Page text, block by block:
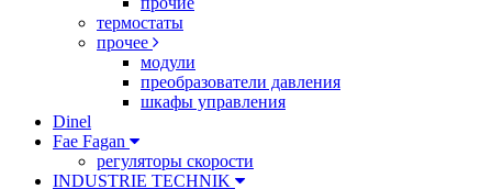
термостаты
прочее
модули
преобразователи давления
шкафы управления
Dinel
Fae Fagan
регуляторы скорости
INDUSTRIE TECHNIK